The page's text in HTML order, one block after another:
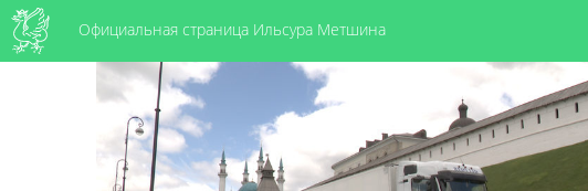
Официальная страница Ильсура Метшина